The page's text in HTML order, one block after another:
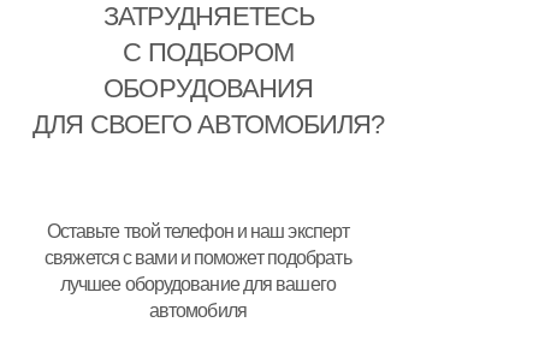
ЗАТРУДНЯЕТЕСЬ
С ПОДБОРОМ
ОБОРУДОВАНИЯ
ДЛЯ СВОЕГО АВТОМОБИЛЯ?
Оставьте твой телефон и наш эксперт
свяжется с вами и поможет подобрать
лучшее оборудование для вашего
автомобиля